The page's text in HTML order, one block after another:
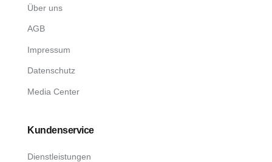
Über uns
AGB
Impressum
Datenschutz
Media Center
Kundenservice
Dienstleistungen